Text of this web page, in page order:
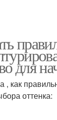
для
как
оттенка: